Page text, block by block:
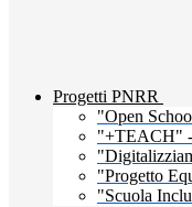
Progetti PNRR
"Open
"+TEACH"
"Progetto
"Scuola